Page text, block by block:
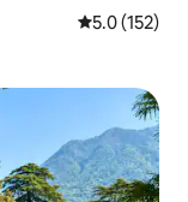
Calificación
5.0 (152)